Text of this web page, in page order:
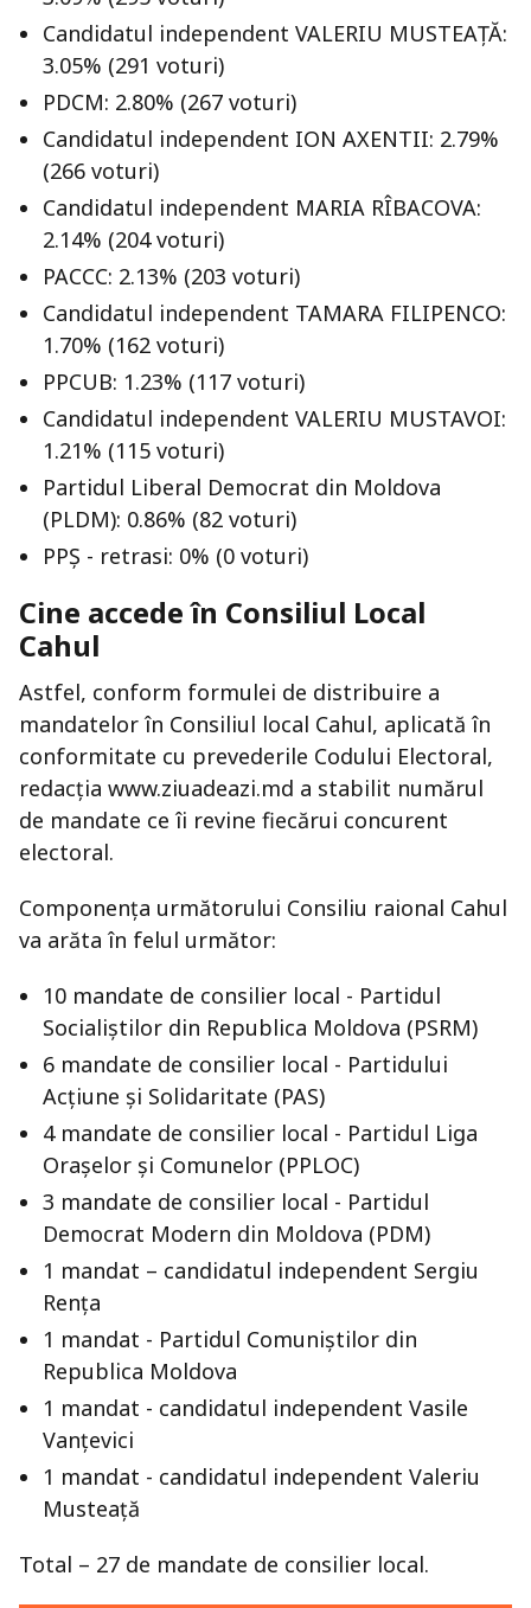
Candidatul independent VALERIU MUSTEAȚĂ:
3.05% (291 voturi)
PDCM: 2.80% (267 voturi)
Candidatul independent ION AXENTII: 2.79%
(266 voturi)
Candidatul independent MARIA RÎBACOVA:
2.14% (204 voturi)
PACCC: 2.13% (203 voturi)
Candidatul independent TAMARA FILIPENCO:
1.70% (162 voturi)
PPCUB: 1.23% (117 voturi)
Candidatul independent VALERIU MUSTAVOI:
1.21% (115 voturi)
Partidul Liberal Democrat din Moldova
(PLDM): 0.86% (82 voturi)
PPȘ - retrasi: 0% (0 voturi)
Cine accede în Consiliul Local
Cahul
Astfel, conform formulei de distribuire a
mandatelor în Consiliul local Cahul, aplicată în
conformitate cu prevederile Codului Electoral,
redacția www.ziuadeazi.md a stabilit numărul
de mandate ce îi revine fiecărui concurent
electoral.
Componența următorului Consiliu raional Cahul
va arăta în felul următor:
10 mandate de consilier local - Partidul
Socialiștilor din Republica Moldova (PSRM)
6 mandate de consilier local - Partidului
Acțiune și Solidaritate (PAS)
4 mandate de consilier local - Partidul Liga
Orașelor și Comunelor (PPLOC)
3 mandate de consilier local - Partidul
Democrat Modern din Moldova (PDM)
1 mandat – candidatul independent Sergiu
Rența
1 mandat - Partidul Comuniștilor din
Republica Moldova
1 mandat - candidatul independent Vasile
Vanțevici
1 mandat - candidatul independent Valeriu
Musteață
Total – 27 de mandate de consilier local.